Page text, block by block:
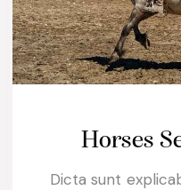
Horses
Dicta sunt